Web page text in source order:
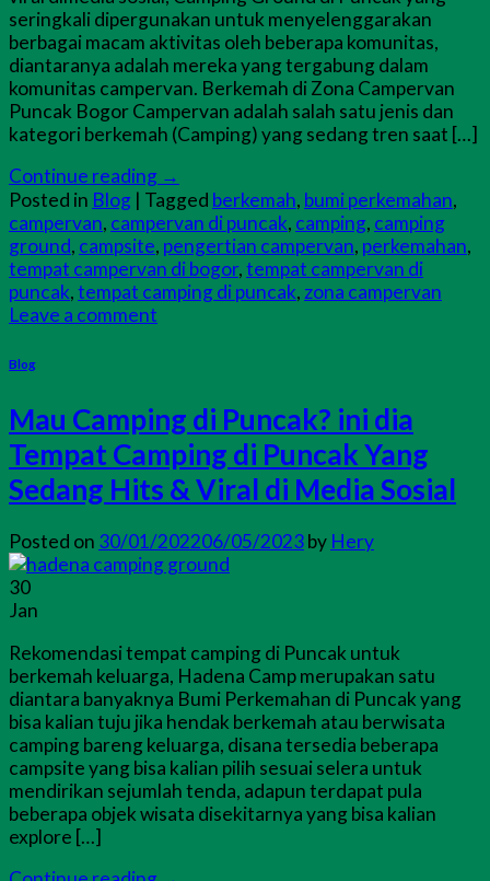
seringkali dipergunakan untuk menyelenggarakan
berbagai macam aktivitas oleh beberapa komunitas,
diantaranya adalah mereka yang tergabung dalam
komunitas campervan. Berkemah di Zona Campervan
Puncak Bogor Campervan adalah salah satu jenis dan
kategori berkemah (Camping) yang sedang tren saat […]
Continue reading →
Posted in Blog | Tagged berkemah, bumi perkemahan,
campervan, campervan di puncak, camping, camping
ground, campsite, pengertian campervan, perkemahan,
tempat campervan di bogor,tempat campervan di
puncak,tempat camping di puncak, zona campervan
Leave a comment
Blog
Mau Camping di Puncak? ini dia
Tempat Camping di Puncak Yang
Sedang Hits & Viral di Media Sosial
Posted on 30/01/202206/05/2023by Hery
30
Jan
Rekomendasi tempat camping di Puncak untuk
berkemah keluarga, Hadena Camp merupakan satu
diantara banyaknya Bumi Perkemahan di Puncak yang
bisa kalian tuju jika hendak berkemah atau berwisata
camping bareng keluarga, disana tersedia beberapa
campsite yang bisa kalian pilih sesuai selera untuk
mendirikan sejumlah tenda, adapun terdapat pula
beberapa objek wisata disekitarnya yang bisa kalian
explore […]